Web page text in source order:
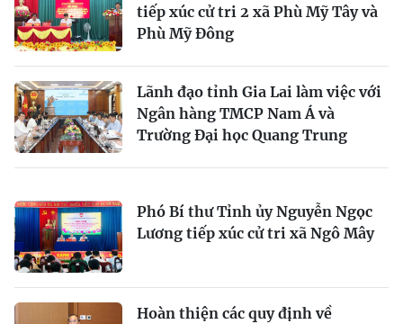
tiếp xúc cử tri 2 xã Phù Mỹ Tây và
Phù Mỹ Đông
Lãnh đạo tỉnh Gia Lai làm việc với
Ngân hàng TMCP Nam Á và
Trường Đại học Quang Trung
Phó Bí thư Tỉnh ủy Nguyễn Ngọc
Lương tiếp xúc cử tri xã Ngô Mây
Hoàn thiện các quy định về